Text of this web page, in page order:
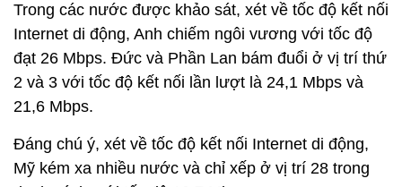
Trong các nước được khảo sát, xét về tốc độ kết nối
Internet di động, Anh chiếm ngôi vương với tốc độ
đạt 26 Mbps. Đức và Phần Lan bám đuổi ở vị trí thứ
2 và 3 với tốc độ kết nối lần lượt là 24,1 Mbps và
21,6 Mbps.
Đáng chú ý, xét về tốc độ kết nối Internet di động,
Mỹ kém xa nhiều nước và chỉ xếp ở vị trí 28 trong